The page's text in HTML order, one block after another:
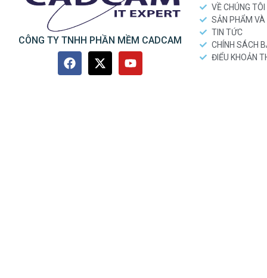
CÔNG TY TNHH PHẦN MỀM CADCAM
VỀ CHÚNG TÔI
SẢN PHẨM VÀ
TIN TỨC
CHÍNH SÁCH
ĐIỂU KHOẢN